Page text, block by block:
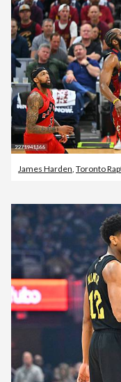
James Harden, Toronto